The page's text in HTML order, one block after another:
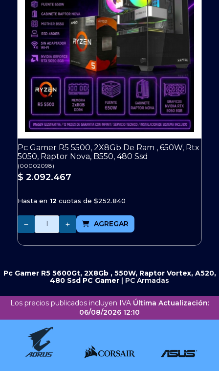
Pc Gamer R5 5500, 2X8Gb De Ram , 650W, Rtx
5050, Raptor Nova, B550, 480 Ssd
(00002098)
$ 2.092.467
Hasta en 12 cuotas de $252.840
AGREGAR
Pc Gamer R5 5600Gt, 2X8Gb , 550W, Raptor Vortex, A520,
480 Ssd PC Gamer | PC Armadas
Los precios publicados incluyen IVA Última Actualización:
06/08/2026 12:10